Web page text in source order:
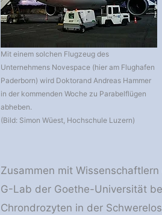
Mit einem solchen Flugzeug des
Unternehmens Novespace (hier am Flughafen
Paderborn) wird Doktorand Andreas Hammer
in der kommenden Woche zu Parabelflügen
abheben.
(Bild: Simon Wüest, Hochschule Luzern)
Zusammen mit
G-Lab der Goethe-Universität
Chrondrozyten in der